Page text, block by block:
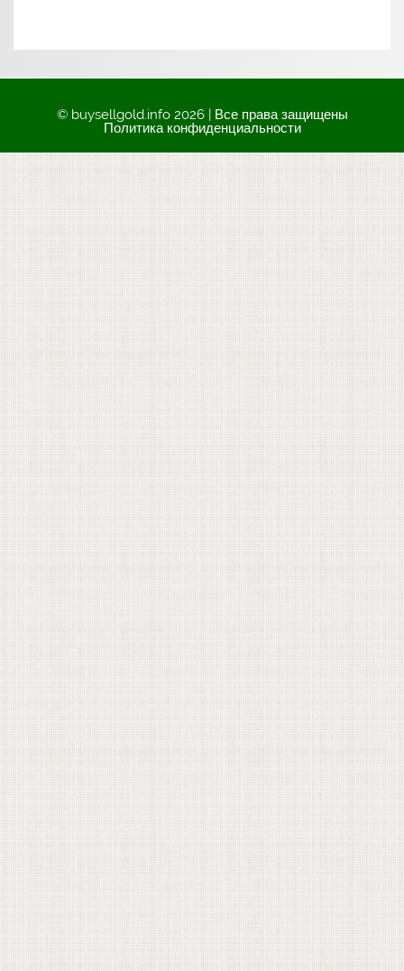
© buysellgold.info 2026 | Все права защищены
Политика конфиденциальности